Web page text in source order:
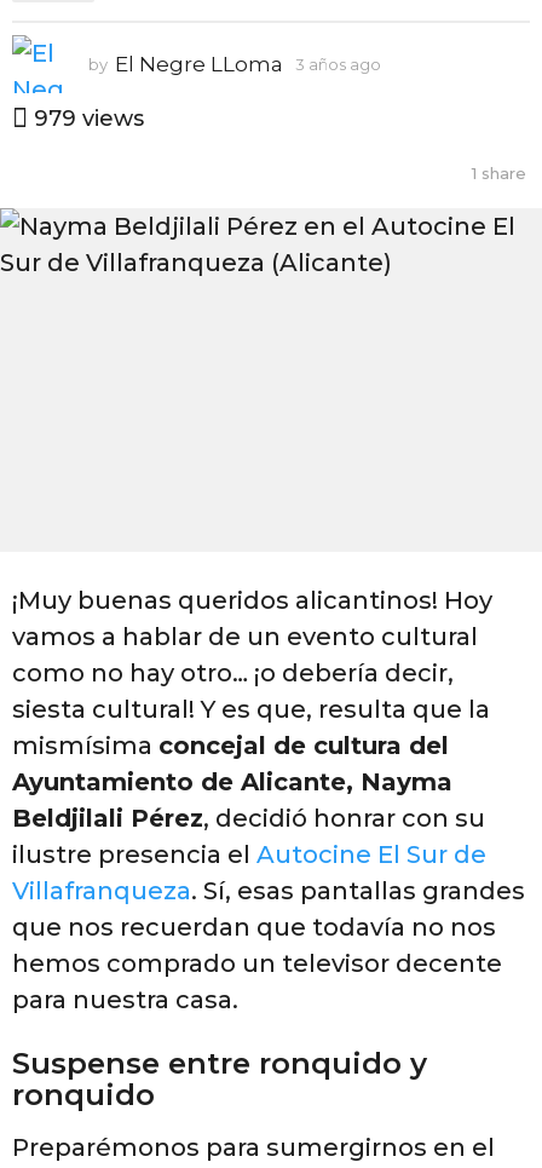
g
o
3
ñ
o
s
by El Negre LLoma 3 años ago
o
979 views
1 share
¡Muy buenas queridos alicantinos! Hoy
vamos a hablar de un evento cultural
como no hay otro… ¡o debería decir,
siesta cultural! Y es que, resulta que la
mismísima concejal de cultura del
Ayuntamiento de Alicante, Nayma
Beldjilali Pérez, decidió honrar con su
ilustre presencia el Autocine El Sur de
Villafranqueza. Sí, esas pantallas grandes
que nos recuerdan que todavía no nos
hemos comprado un televisor decente
para nuestra casa.
Suspense entre ronquido y
ronquido
Preparémonos para sumergirnos en el